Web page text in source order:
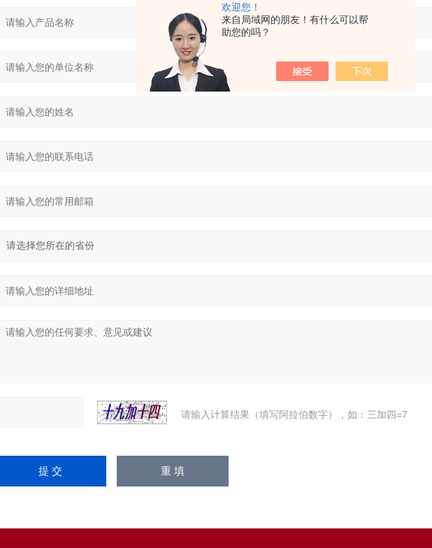
欢迎您！
来自局域网的朋友！有什么可以帮
助您的吗？
请输入计算结果（填写阿拉伯数字），如：三加四=7